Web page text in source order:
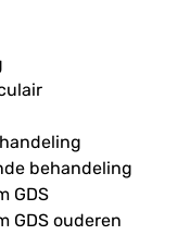
behandeling
GDS
GDS ouderen